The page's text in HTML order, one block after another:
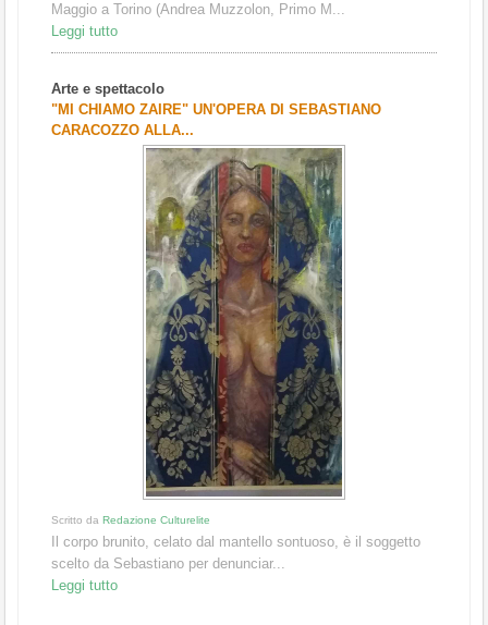
Maggio a Torino (Andrea Muzzolon, Primo M...
Leggi tutto
Arte e spettacolo
"MI CHIAMO ZAIRE" UN'OPERA DI SEBASTIANO
CARACOZZO ALLA...
Scritto da Redazione Culturelite
Il corpo brunito, celato dal mantello sontuoso, è il soggetto
scelto da Sebastiano per denunciar...
Leggi tutto